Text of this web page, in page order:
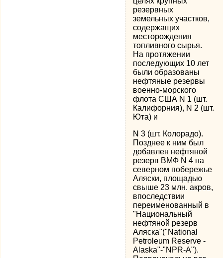
резервных
земельных участков,
содержащих
месторождения
топливного сырья.
На протяжении
последующих 10 лет
были образованы
нефтяные резервы
военно-морского
флота США N 1 (шт.
Калифорния), N 2 (шт.
Юта) и
N 3 (шт. Колорадо).
Позднее к ним был
добавлен нефтяной
резерв ВМФ N 4 на
северном побережье
Аляски, площадью
свыше 23 млн. акров,
впоследствии
переименованный в
"Национальный
нефтяной резерв
Аляска"("National
Petroleum Reserve -
Alaska"-"NPR-A").